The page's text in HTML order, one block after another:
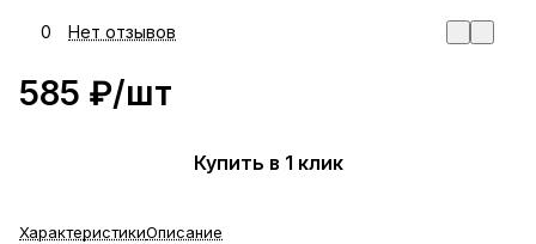
0 Нет отзывов
585 ₽/шт
Купить в 1 клик
ХарактеристикиОписание